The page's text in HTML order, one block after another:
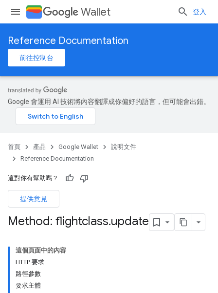
Wallet 登入
Reference Documentation
前往控制台
Google 會運用 AI 技術將內容翻譯成你偏好的語言，但可能會出錯。
首頁 產品 Google Wallet
說明文件
Reference Documentation
這對你有幫助嗎？
提供意見
Method: flightclass.update
這個頁面中的內容
HTTP 要求
路徑參數
要求主體